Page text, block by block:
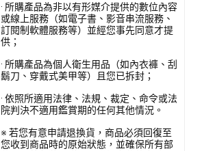
· 所購產品為非以有形媒介提供的數位內容
或線上服務（如電子書、影音串流服務、
訂閱制軟體服務等）並經您事先同意才提
供；
· 所購產品為個人衛生用品（如內衣褲、刮
鬍刀、穿戴式美甲等）且您已拆封；
· 依照所適用法律、法規、裁定、命令或法
院判決不適用鑑賞期的任何其他情況。
※ 若您有意申請退換貨，商品必須回復至
您收到商品時的原始狀態，並確保所有部